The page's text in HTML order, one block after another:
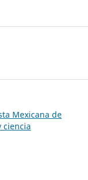
Mexicana de
ciencia